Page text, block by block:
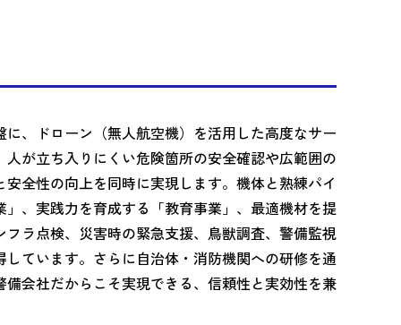
、ドローン（無人航空機）を活用した高度なサー
が立ち入りにくい危険箇所の安全確認や広範囲の
全性の向上を同時に実現します。機体と熟練パイ
、実践力を育成する「教育事業」、最適機材を提
ラ点検、災害時の緊急支援、鳥獣調査、警備監視
ています。さらに自治体・消防機関への研修を通
会社だからこそ実現できる、信頼性と実効性を兼